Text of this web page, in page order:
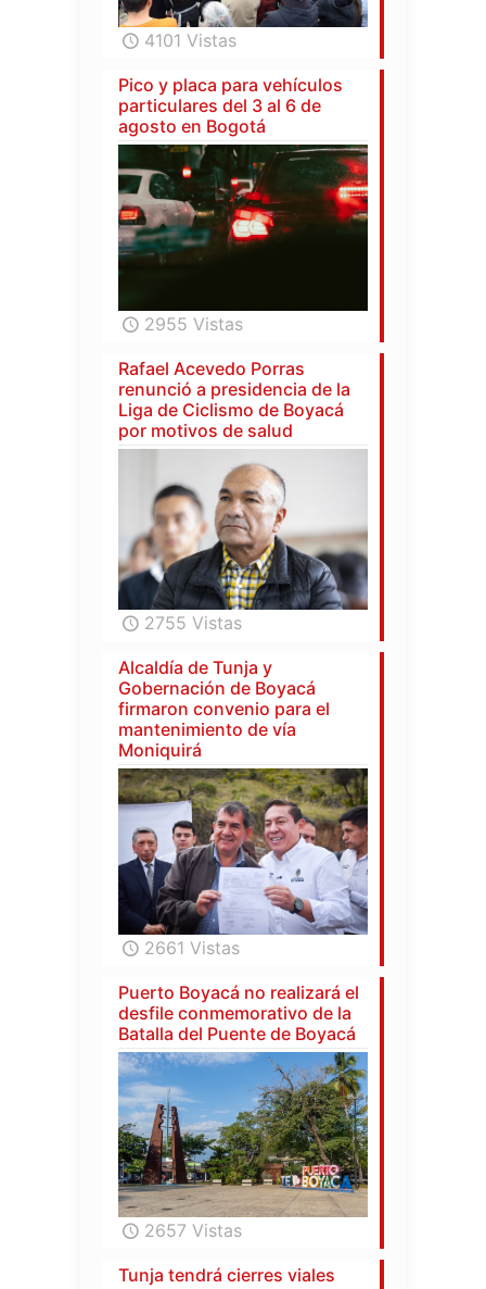
4101 Vistas
Pico y placa para vehículos
particulares del 3 al 6 de
agosto en Bogotá
2955 Vistas
Rafael Acevedo Porras
renunció a presidencia de la
Liga de Ciclismo de Boyacá
por motivos de salud
2755 Vistas
Alcaldía de Tunja y
Gobernación de Boyacá
firmaron convenio para el
mantenimiento de vía
Moniquirá
2661 Vistas
Puerto Boyacá no realizará el
desfile conmemorativo de la
Batalla del Puente de Boyacá
2657 Vistas
Tunja tendrá cierres viales